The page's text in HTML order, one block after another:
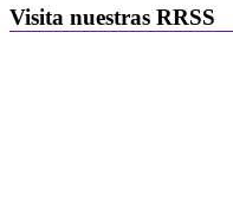
Visita nuestras RRSS